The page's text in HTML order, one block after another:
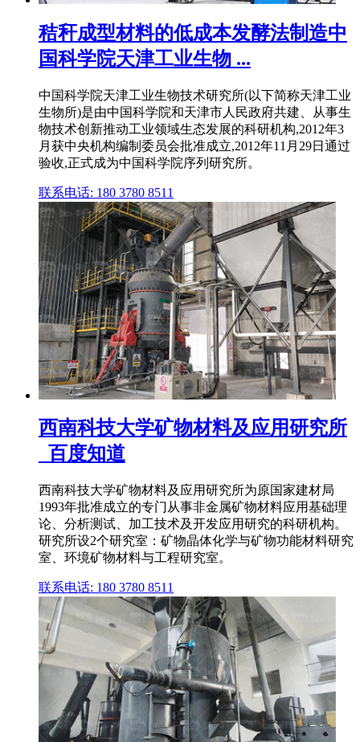
秸秆成型材料的低成本发酵法制造中
国科学院天津工业生物 ...
中国科学院天津工业生物技术研究所(以下简称天津工业
生物所)是由中国科学院和天津市人民政府共建、从事生
物技术创新推动工业领域生态发展的科研机构,2012年3
月获中央机构编制委员会批准成立,2012年11月29日通过
验收,正式成为中国科学院序列研究所。
联系电话: 180 3780 8511
西南科技大学矿物材料及应用研究所
_百度知道
西南科技大学矿物材料及应用研究所为原国家建材局
1993年批准成立的专门从事非金属矿物材料应用基础理
论、分析测试、加工技术及开发应用研究的科研机构。
研究所设2个研究室：矿物晶体化学与矿物功能材料研究
室、环境矿物材料与工程研究室。
联系电话: 180 3780 8511